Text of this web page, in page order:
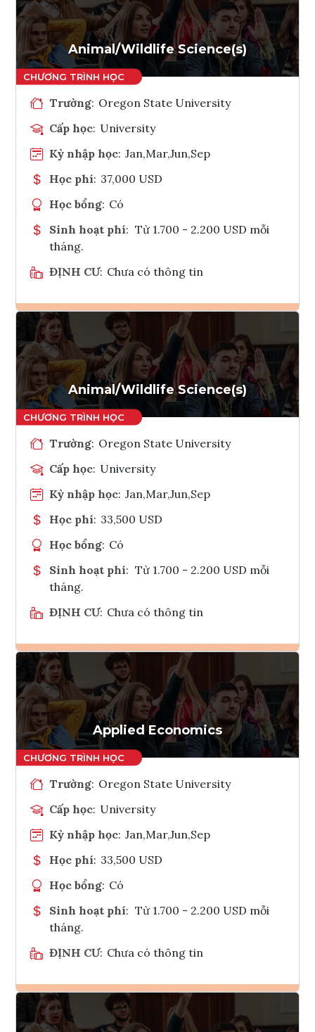
Tham vấn Interlink
Animal/Wildlife Science(s)
Trường: Oregon State University
Cấp học: University
Kỳ nhập học: Jan,Mar,Jun,Sep
Học phí: 37,000 USD
Học bổng: Có
Sinh hoạt phí: Từ 1.700 - 2.200 USD mỗi
tháng.
ĐỊNH CƯ: Chưa có thông tin
Ghi danh
Tham vấn Interlink
Animal/Wildlife Science(s)
Trường: Oregon State University
Cấp học: University
Kỳ nhập học: Jan,Mar,Jun,Sep
Học phí: 33,500 USD
Học bổng: Có
Sinh hoạt phí: Từ 1.700 - 2.200 USD mỗi
tháng.
ĐỊNH CƯ: Chưa có thông tin
Ghi danh
Tham vấn Interlink
Applied Economics
Trường: Oregon State University
Cấp học: University
Kỳ nhập học: Jan,Mar,Jun,Sep
Học phí: 33,500 USD
Học bổng: Có
Sinh hoạt phí: Từ 1.700 - 2.200 USD mỗi
tháng.
ĐỊNH CƯ: Chưa có thông tin
Ghi danh